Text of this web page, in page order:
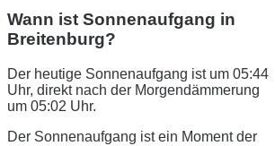
Wann ist Sonnenaufgang in
Breitenburg?
Der heutige Sonnenaufgang ist um 05:44
Uhr, direkt nach der Morgendämmerung
um 05:02 Uhr.
Der Sonnenaufgang ist ein Moment der